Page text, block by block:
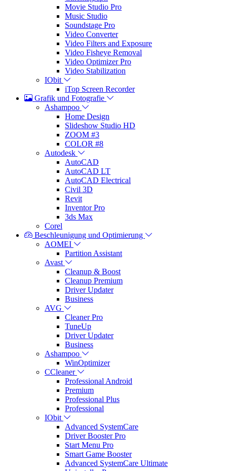
Movie Studio Pro
Music Studio
Soundstage Pro
Video Converter
Video Filters and Exposure
Video Fisheye Removal
Video Optimizer Pro
Video Stabilization
IObit
iTop Screen Recorder
Grafik und Fotografie
Ashampoo
Home Design
Slideshow Studio HD
ZOOM #3
COLOR #8
Autodesk
AutoCAD
AutoCAD LT
AutoCAD Electrical
Civil 3D
Revit
Inventor Pro
3ds Max
Corel
Beschleunigung und Optimierung
AOMEI
Partition Assistant
Avast
Cleanup & Boost
Cleanup Premium
Driver Updater
Business
AVG
Cleaner Pro
TuneUp
Driver Updater
Business
Ashampoo
WinOptimizer
CCleaner
Professional Android
Premium
Professional Plus
Professional
IObit
Advanced SystemCare
Driver Booster Pro
Start Menu Pro
Smart Game Booster
Advanced SystemCare Ultimate